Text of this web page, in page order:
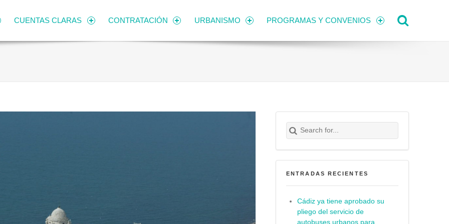
CUENTAS CLARAS CONTRATACIÓN URBANISMO PROGRAMAS Y CONVENIOS
Search for:
Buscar
ENTRADAS RECIENTES
Cádiz ya tiene aprobado su
pliego del servicio de
autobuses urbanos para